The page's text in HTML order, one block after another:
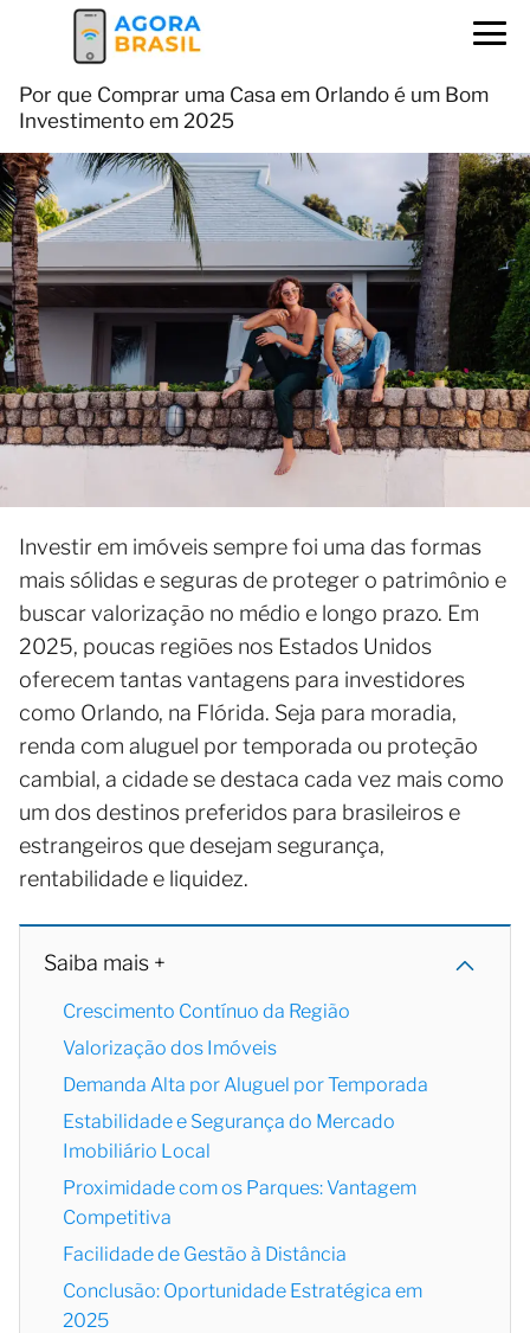
Por que Comprar uma Casa em Orlando é um Bom
Investimento em 2025
Investir em imóveis sempre foi uma das formas
mais sólidas e seguras de proteger o patrimônio e
buscar valorização no médio e longo prazo. Em
2025, poucas regiões nos Estados Unidos
oferecem tantas vantagens para investidores
como Orlando, na Flórida. Seja para moradia,
renda com aluguel por temporada ou proteção
cambial, a cidade se destaca cada vez mais como
um dos destinos preferidos para brasileiros e
estrangeiros que desejam segurança,
rentabilidade e liquidez.
Saiba mais +
Crescimento Contínuo da Região
Valorização dos Imóveis
Demanda Alta por Aluguel por Temporada
Estabilidade e Segurança do Mercado
Imobiliário Local
Proximidade com os Parques: Vantagem
Competitiva
Facilidade de Gestão à Distância
Conclusão: Oportunidade Estratégica em
2025